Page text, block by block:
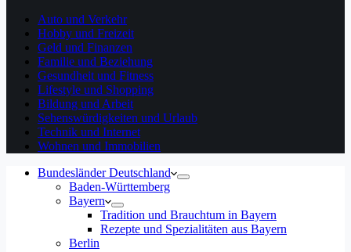
Auto und Verkehr
Hobby und Freizeit
Geld und Finanzen
Familie und Beziehung
Gesundheit und Fitness
Lifestyle und Shopping
Bildung und Arbeit
Sehenswürdigkeiten und Urlaub
Technik und Internet
Wohnen und Immobilien
Bundesländer Deutschland
Baden-Württemberg
Bayern
Tradition und Brauchtum in Bayern
Rezepte und Spezialitäten aus Bayern
Berlin